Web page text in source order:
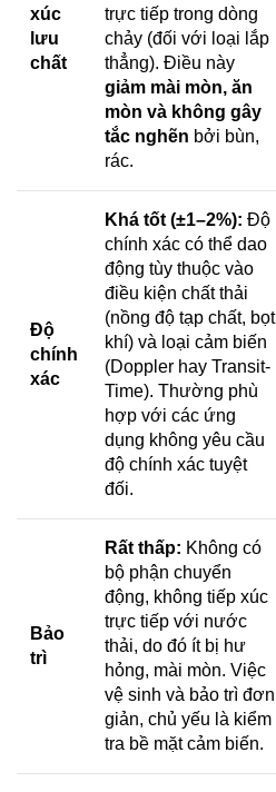
xúc
lưu
chất
trực tiếp trong dòng
chảy (đối với loại lắp
thẳng). Điều này
giảm mài mòn, ăn
mòn và không gây
tắc nghẽn bởi bùn,
rác.
Độ
chính
xác
Khá tốt (±1–2%): Độ
chính xác có thể dao
động tùy thuộc vào
điều kiện chất thải
(nồng độ tạp chất, bọt
khí) và loại cảm biến
(Doppler hay Transit-
Time). Thường phù
hợp với các ứng
dụng không yêu cầu
độ chính xác tuyệt
đối.
Bảo
trì
Rất thấp: Không có
bộ phận chuyển
động, không tiếp xúc
trực tiếp với nước
thải, do đó ít bị hư
hỏng, mài mòn. Việc
vệ sinh và bảo trì đơn
giản, chủ yếu là kiểm
tra bề mặt cảm biến.